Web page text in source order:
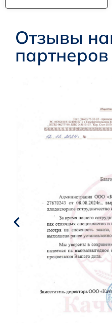
Отзывы
партнеров